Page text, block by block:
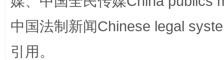
国家大学科技园优化重塑工作
中国法制新闻Chinese legal
引用。